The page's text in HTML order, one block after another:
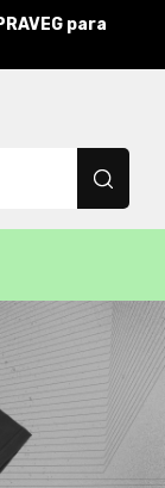
para